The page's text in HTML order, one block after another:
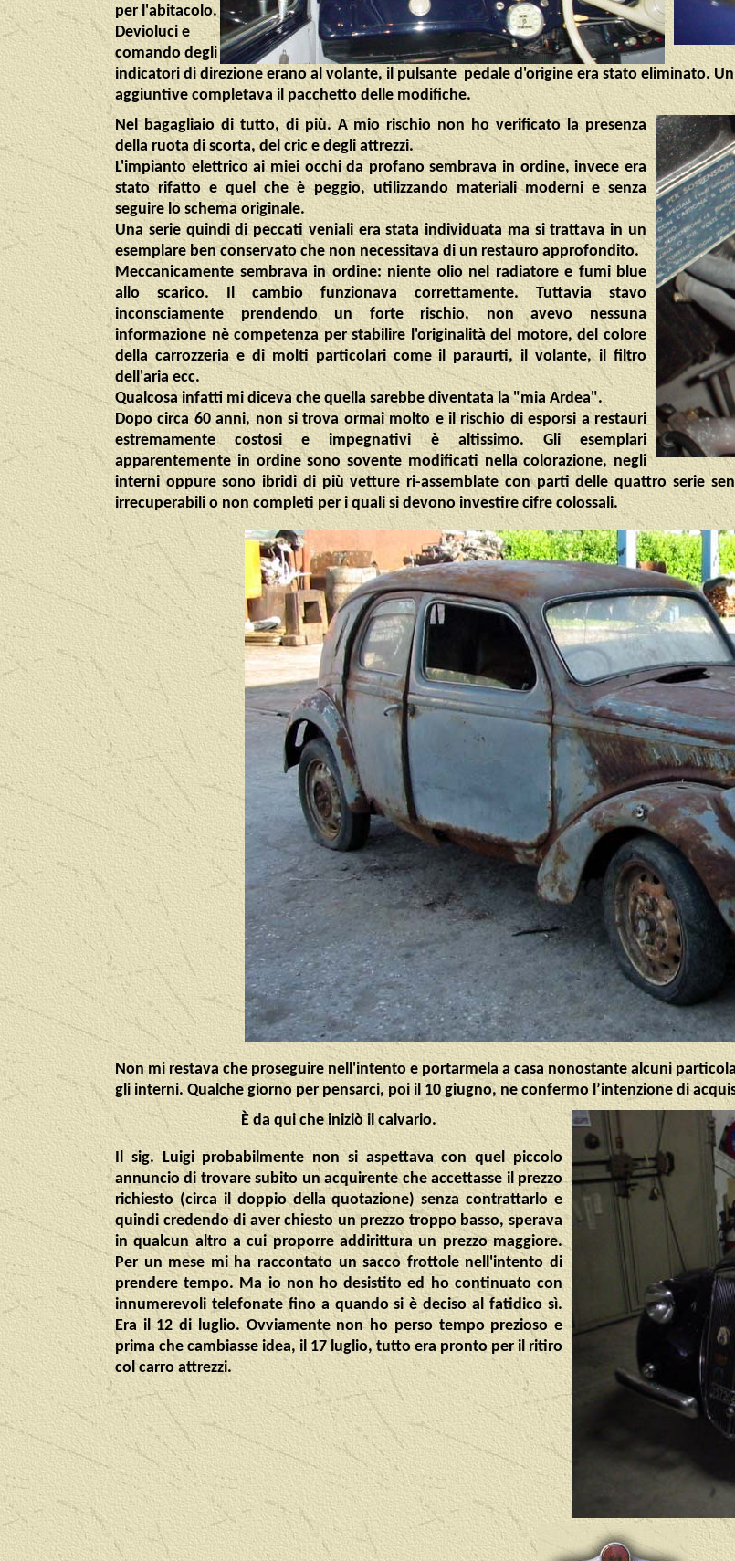
per l'abitacolo.
Devioluci e
comando degli
indicatori di direzione erano al volante, il pulsante pedale d'origine era stato eliminato.
aggiuntive completava il pacchetto delle modifiche.
Nel bagagliaio di tutto, di più. A mio rischio non ho verificato la presenza
della ruota di scorta, del cric e degli attrezzi.
L'impianto elettrico ai miei occhi da profano sembrava in ordine, invece era
stato rifatto e quel che è peggio, utilizzando materiali moderni e senza
seguire lo schema originale.
Una serie quindi di peccati veniali era stata individuata ma si trattava in un
esemplare ben conservato che non necessitava di un restauro approfondito.
Meccanicamente sembrava in ordine: niente olio nel radiatore e fumi blue
allo scarico. Il cambio funzionava correttamente. Tuttavia stavo
inconsciamente prendendo un forte rischio, non avevo nessuna
informazione nè competenza per stabilire l'originalità del motore, del colore
della carrozzeria e di molti particolari come il paraurti, il volante, il filtro
dell'aria ecc.
Qualcosa infatti mi diceva che quella sarebbe diventata la "mia Ardea".
Dopo circa 60 anni, non si trova ormai molto e il rischio di esporsi a restauri
estremamente costosi e impegnativi è altissimo. Gli esemplari
apparentemente in ordine sono sovente modificati nella colorazione, negli
interni oppure sono ibridi di più vetture ri-assemblate con parti delle quattro serie
irrecuperabili o non completi per i quali si devono investire cifre colossali.
Non mi restava che proseguire nell'intento e portarmela a casa nonostante alcuni
gli interni.Qualche giorno per pensarci, poi il 10 giugno, ne confermo l’intenzione di
È da qui che iniziò il calvario.
Il sig. Luigiprobabilmente non si aspettava con quel piccolo
annuncio di trovare subito un acquirente che accettasse il prezzo
richiesto (circa il doppio della quotazione) senza contrattarlo e
quindi credendo di aver chiesto un prezzo troppo basso, sperava
in qualcun altro a cui proporre addirittura un prezzo maggiore.
Per un mese mi ha raccontato un sacco frottole nell'intento di
prendere tempo. Ma io non ho desistito ed ho continuato con
innumerevoli telefonate fino a quando si è deciso al fatidico sì.
Era il 12 di luglio. Ovviamente non ho perso tempo prezioso e
prima che cambiasse idea, il 17 luglio, tutto era pronto per il ritiro
col carro attrezzi.